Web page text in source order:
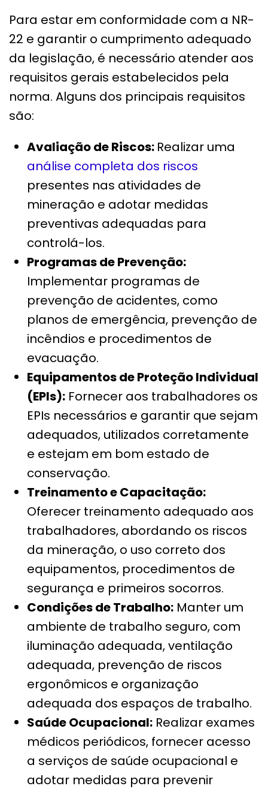
Para estar em conformidade com a NR-
22 e garantir o cumprimento adequado
da legislação, é necessário atender aos
requisitos gerais estabelecidos pela
norma. Alguns dos principais requisitos
são:
Avaliação de Riscos: Realizar uma
análise completa dos riscos
presentes nas atividades de
mineração e adotar medidas
preventivas adequadas para
controlá-los.
Programas de Prevenção:
Implementar programas de
prevenção de acidentes, como
planos de emergência, prevenção de
incêndios e procedimentos de
evacuação.
Equipamentos de Proteção Individual
(EPIs): Fornecer aos trabalhadores os
EPIs necessários e garantir que sejam
adequados, utilizados corretamente
e estejam em bom estado de
conservação.
Treinamento e Capacitação:
Oferecer treinamento adequado aos
trabalhadores, abordando os riscos
da mineração, o uso correto dos
equipamentos, procedimentos de
segurança e primeiros socorros.
Condições de Trabalho: Manter um
ambiente de trabalho seguro, com
iluminação adequada, ventilação
adequada, prevenção de riscos
ergonômicos e organização
adequada dos espaços de trabalho.
Saúde Ocupacional: Realizar exames
médicos periódicos, fornecer acesso
a serviços de saúde ocupacional e
adotar medidas para prevenir